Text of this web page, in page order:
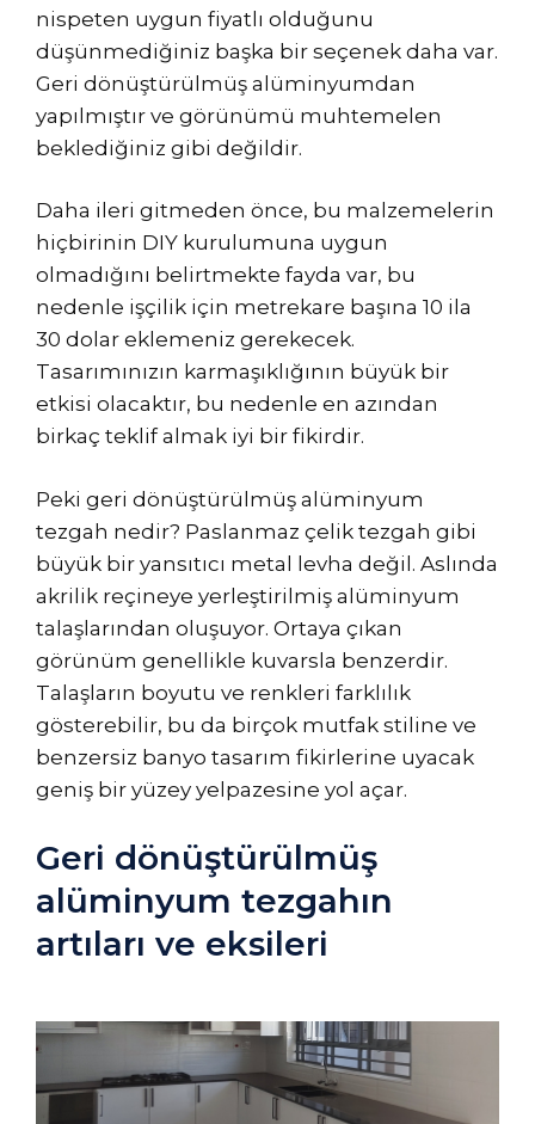
nispeten uygun fiyatlı olduğunu
düşünmediğiniz başka bir seçenek daha var.
Geri dönüştürülmüş alüminyumdan
yapılmıştır ve görünümü muhtemelen
beklediğiniz gibi değildir.
Daha ileri gitmeden önce, bu malzemelerin
hiçbirinin DIY kurulumuna uygun
olmadığını belirtmekte fayda var, bu
nedenle işçilik için metrekare başına 10 ila
30 dolar eklemeniz gerekecek.
Tasarımınızın karmaşıklığının büyük bir
etkisi olacaktır, bu nedenle en azından
birkaç teklif almak iyi bir fikirdir.
Peki geri dönüştürülmüş alüminyum
tezgah nedir? Paslanmaz çelik tezgah gibi
büyük bir yansıtıcı metal levha değil. Aslında
akrilik reçineye yerleştirilmiş alüminyum
talaşlarından oluşuyor. Ortaya çıkan
görünüm genellikle kuvarsla benzerdir.
Talaşların boyutu ve renkleri farklılık
gösterebilir, bu da birçok mutfak stiline ve
benzersiz banyo tasarım fikirlerine uyacak
geniş bir yüzey yelpazesine yol açar.
Geri dönüştürülmüş
alüminyum tezgahın
artıları ve eksileri